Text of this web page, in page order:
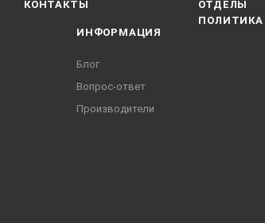
КОНТАКТЫ
ОТДЕЛЫ
ПОЛИТИКА
ИНФОРМАЦИЯ
Блог
Вопрос-ответ
Производители